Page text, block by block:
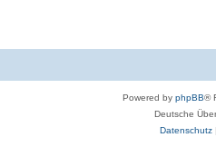
Powered by phpBB®
Deutsche
Datenschutz|